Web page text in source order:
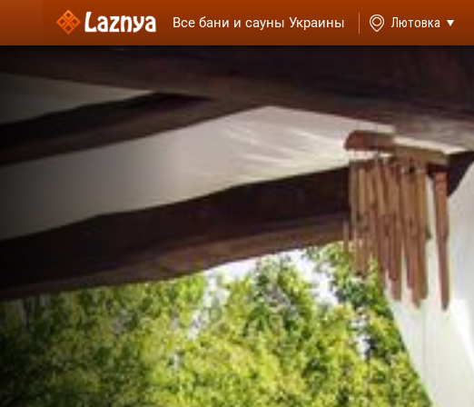
Все бани и сауны Украины Лютовка